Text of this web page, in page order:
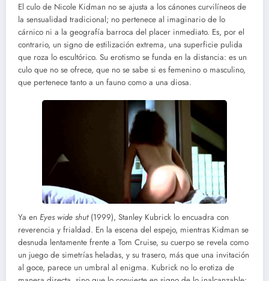
El culo de Nicole Kidman no se ajusta a los cánones curvilíneos de
la sensualidad tradicional; no pertenece al imaginario de lo
cárnico ni a la geografía barroca del placer inmediato. Es, por el
contrario, un signo de estilización extrema, una superficie pulida
que roza lo escultórico. Su erotismo se funda en la distancia: es un
culo que no se ofrece, que no se sabe si es femenino o masculino,
que pertenece tanto a un fauno como a una diosa.
Ya en Eyes wide shut(1999), Stanley Kubrick lo encuadra con
reverencia y frialdad. En la escena del espejo, mientras Kidman se
desnuda lentamente frente a Tom Cruise, su cuerpo se revela como
un juego de simetrías heladas, y su trasero, más que una invitación
al goce, parece un umbral al enigma. Kubrick no lo erotiza de